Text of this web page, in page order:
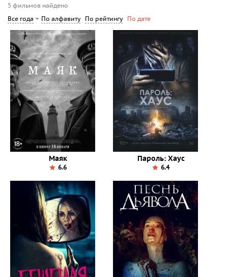
5 фильмов найдено
Все года
По алфавиту По рейтингу По дате
Маяк
6.6
Пароль: Хаус
6.4